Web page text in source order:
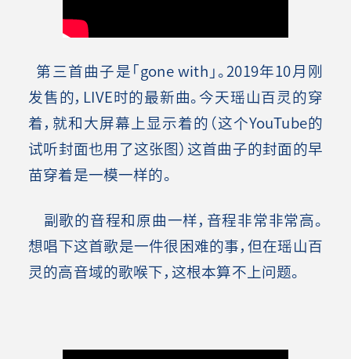
第三首曲子是「gone with」。2019年10月刚
发售的，LIVE时的最新曲。今天瑶山百灵的穿
着，就和大屏幕上显示着的（这个YouTube的
试听封面也用了这张图）这首曲子的封面的早
苗穿着是一模一样的。
副歌的音程和原曲一样，音程非常非常高。
想唱下这首歌是一件很困难的事，但在瑶山百
灵的高音域的歌喉下，这根本算不上问题。